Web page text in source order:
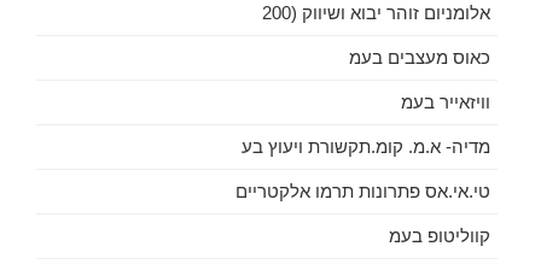
אלומניום זוהר יבוא ושיווק (200
כאוס מעצבים בעמ
וויזאייר בעמ
מדיה- א.מ. קומ.תקשורת ויעוץ בע
טי.אי.אס פתרונות תרמו אלקטריים
קווליטופ בעמ